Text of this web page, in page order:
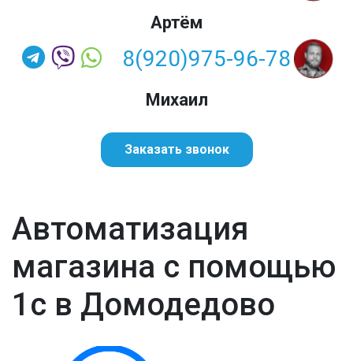
Артём
8(920)975-96-78
Михаил
Заказать звонок
Автоматизация
магазина с помощью
1с в Домодедово